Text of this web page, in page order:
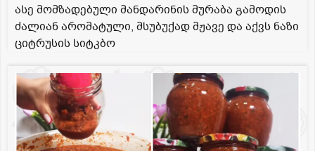
ასე მომზადებული მანდარინის მურაბა გამოდის
ძალიან არომატული, მსუბუქად მჟავე და აქვს ნაზი
ციტრუსის სიტკბო